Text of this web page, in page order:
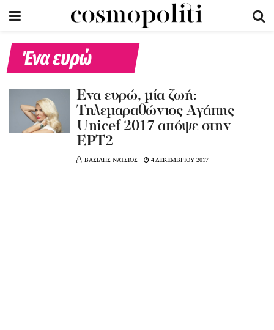
Ένα ευρώ
Ένα ευρώ, μία ζωή:
Τηλεμαραθώνιος Αγάπης
Unicef 2017 απόψε στην
ΕΡΤ2
ΒΑΣΙΛΗΣ ΝΑΤΣΙΟΣ 4 ΔΕΚΕΜΒΡΙΟΥ 2017